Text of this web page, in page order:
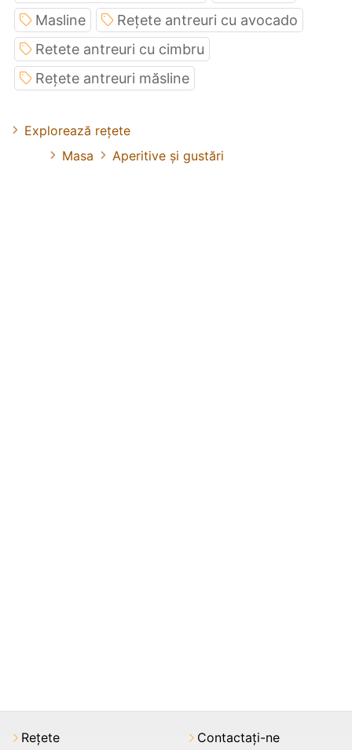
Masline
Rețete antreuri cu avocado
Retete antreuri cu cimbru
Rețete antreuri măsline
Explorează rețete
Masa
Aperitive și gustări
Rețete Contactați-ne